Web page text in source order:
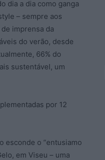
dia a dia como ganga
– sempre aos
imprensa da
do verão, desde
66% do
sustentável, um
por 12
esconde o “entusiamo
em Viseu – uma